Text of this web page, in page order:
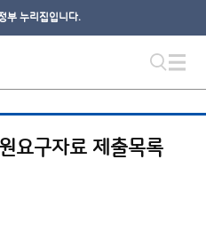
부 누리집입니다.
요구자료 제출목록